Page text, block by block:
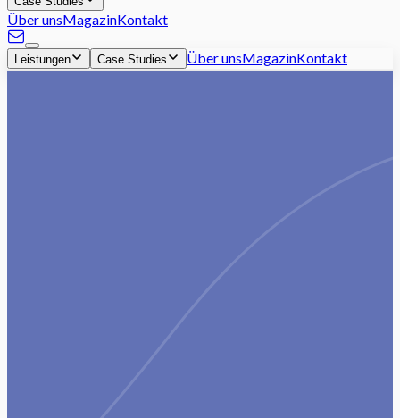
Über unsMagazinKontakt
Leistungen Case Studies Über unsMagazinKontakt